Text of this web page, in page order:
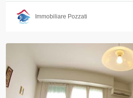
Immobiliare Pozzati